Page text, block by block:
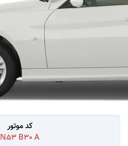
کد موتور
N53 B30 A